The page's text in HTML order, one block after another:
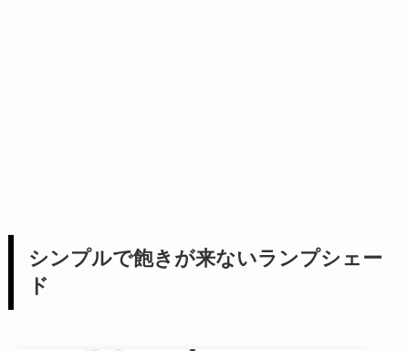
シンプルで飽きが来ないランプシェー
ド